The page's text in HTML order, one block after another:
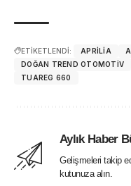
ETİKETLENDİ: APRILIA
DOĞAN TREND OTOMOTIV
TUAREG 660
Aylık Haber
Gelişmeleri takip
kutunuza alın.